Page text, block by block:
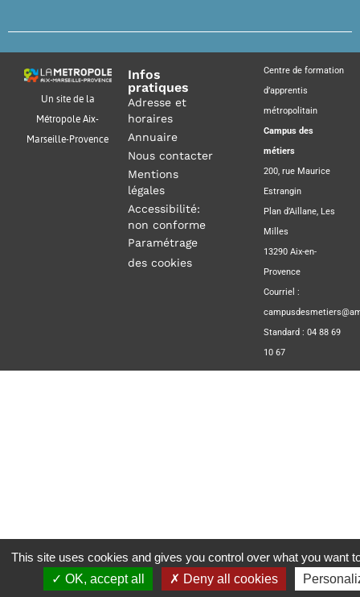
Un site de la
Métropole Aix-
Marseille-Provence
Infos
pratiques
Adresse et
horaires
Annuaire
Nous contacter
Mentions
légales
Accessibilité:
non conforme
Paramétrage
des cookies
Centre de formation
d’apprentis
métropolitain
Campus des
métiers
200, rue Maurice
Estrangin
Plan d’Aillane, Les
Milles
13290 Aix-en-
Provence
Courriel :
Standard : 04 88 69
10 67
This site uses cookies and gives you control over what you want
OK, accept all
Deny all cookies